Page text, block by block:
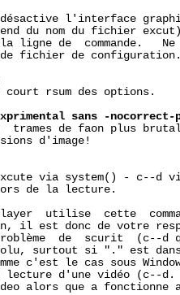
l'interface
du nom du fichier
ligne de  commande.
fichier de
rsum des options.
sans
-nocorrect-
trames de faon plus
d'image!
via system() - c--d
de la lecture.
utilise  cette
il est donc de votre
de  scurit  (c--d
surtout si "." est
c'est le cas sous
lecture d'une vidéo (c--
alors que a fonctionne